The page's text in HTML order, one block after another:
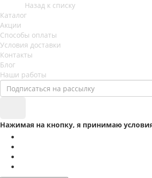
Назад к списку
Каталог
Акции
Способы оплаты
Условия доставки
Контакты
Блог
Наши работы
Нажимая на кнопку, я принимаю